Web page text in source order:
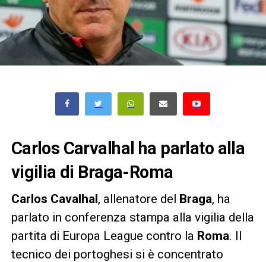
Carlos Carvalhal ha parlato alla
vigilia di Braga-Roma
Carlos Cavalhal, allenatore del Braga, ha
parlato in conferenza stampa alla vigilia della
partita di Europa League contro la Roma. Il
tecnico dei portoghesi si è concentrato